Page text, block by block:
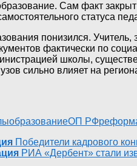
Сам факт
статуса
понизился.
фактически по
школы,
сильно влияет на
образованиеОП РФ
Победители кадрового
РИА «Дербент» стали